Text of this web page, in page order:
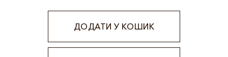
ДОДАТИ У КОШИК